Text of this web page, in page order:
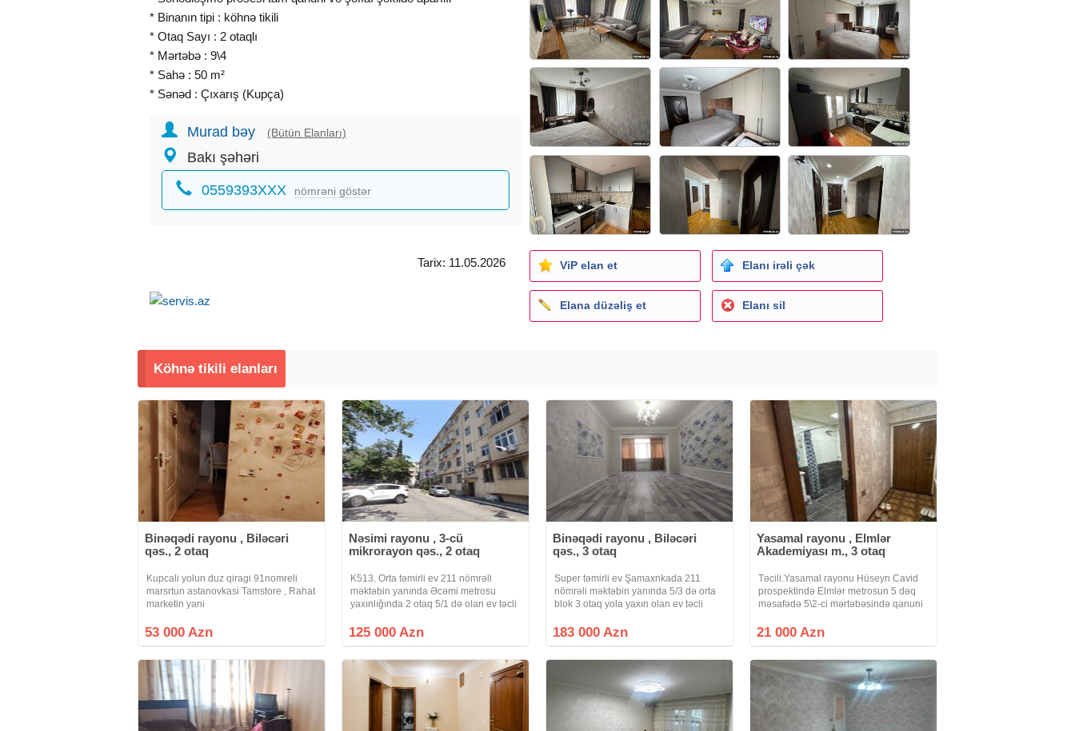
* Binanın tipi : köhnə tikili
* Otaq Sayı : 2 otaqlı
* Mərtəbə : 9\4
* Sahə : 50 m²
* Sənəd : Çıxarış (Kupça)
* Ünvan : Yasamal rayonu, A.Şərifzadə küçəsi
* Qiymət : 179.000 AZN
* Qeyd : Mənzildə qaz, su, işıq daimidir, istilik sistemi-mərkəzidir.
Mənzil, yelçəkən, isti, günəşli, işıqlı, sakit mənzildir. Bina "İnşaatçılar"
metrosuna piyada 6 dəqlik yoldur. İnfrastruktur cəhətdən isə çox
* Ofis haqqı – 1% təşkil edir.
Murad bəy (Bütün Elanları)
Bakı şəhəri
0559393XXX nömrəni göstər
Tarix: 11.05.2026 ViP elan et Elanı irəli çək
Elana düzəliş et Elanı sil
Köhnə tikili elanları
Binəqədi rayonu , Biləcəri
qəs., 2 otaq
Kupcali yolun duz qiragi 91nomreli
marsrtun astanovkasi Tamstore , Rahat
marketin yani
53 000 Azn
Nəsimi rayonu , 3-cü
mikrorayon qəs., 2 otaq
K513. Orta təmirli ev 211 nömrəli
məktəbin yanında Əcəmi metrosu
yaxınlığında 2 otaq 5/1 də olan ev təcli
isdənlən vaxt baxmaq olar ciraq əmlak
125 000 Azn
Binəqədi rayonu , Biləcəri
qəs., 3 otaq
Super təmirli ev Şamaxnkada 211
nömrəli məktəbin yanında 5/3 də orta
blok 3 otaq yola yaxın olan ev təcli
isdənlən vaxt baxmaq olar ciraq əmlak
183 000 Azn
Yasamal rayonu , Elmlər
Akademiyası m., 3 otaq
Təcili.Yasamal rayonu Hüseyn Cavid
prospektində Elmlər metrosun 5 dəq
məsafədə 5\2-ci mərtəbəsində qanuni
mənzil Təcili satılır.Qaz su işıq
21 000 Azn